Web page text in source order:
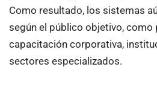
Como resultado, los sistemas
según el público objetivo, como
capacitación corporativa,
sectores especializados.